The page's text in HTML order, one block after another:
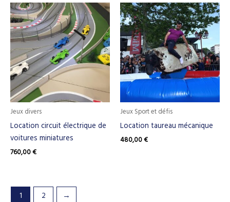
Jeux divers
Location circuit électrique de
voitures miniatures
760,00€
Jeux Sport et défis
Location taureau mécanique
480,00€
1 2 →